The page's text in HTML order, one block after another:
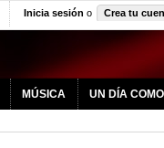
Inicia sesión o Crea tu
MÚSICA UN DÍA